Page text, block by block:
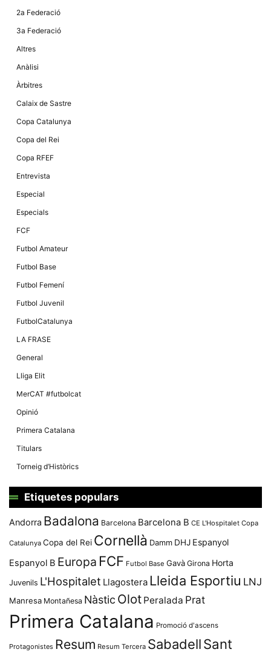
2a Federació
3a Federació
Altres
Anàlisi
Àrbitres
Calaix de Sastre
Copa Catalunya
Copa del Rei
Copa RFEF
Entrevista
Especial
Especials
FCF
Futbol Amateur
Futbol Base
Futbol Femení
Futbol Juvenil
FutbolCatalunya
LA FRASE
General
Lliga Elit
MerCAT #futbolcat
Opinió
Primera Catalana
Titulars
Torneig d’Històrics
Etiquetes populars
Andorra Badalona Barcelona Barcelona B CE L'Hospitalet Copa
Catalunya Copa del Rei Cornellà Damm DHJ Espanyol
Espanyol B Europa FCF Futbol Base Gavà Girona Horta
Juvenils L'Hospitalet Llagostera Lleida Esportiu LNJ
Manresa Montañesa Nàstic Olot Peralada Prat
Primera Catalana Promoció d'ascens
Protagonistes Resum Resum Tercera SabadellSant